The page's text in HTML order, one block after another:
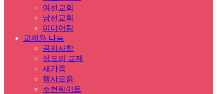
여선교회
남선교회
미디어팀
교제와 나눔
공지사항
성도의 교제
새가족
행사모음
추천싸이트